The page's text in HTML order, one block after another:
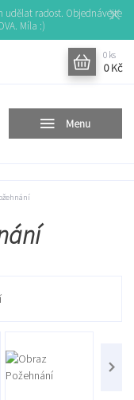
udělat radost. Objednávejte
Míla :)
Menu
0 ks
0 Kč